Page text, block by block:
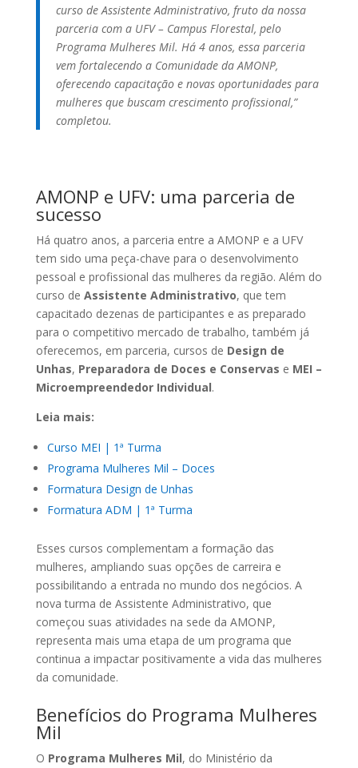
curso de Assistente Administrativo, fruto da nossa
parceria com a UFV – Campus Florestal, pelo
Programa Mulheres Mil. Há 4 anos, essa parceria
vem fortalecendo a Comunidade da AMONP,
oferecendo capacitação e novas oportunidades para
mulheres que buscam crescimento profissional,”
completou.
AMONP e UFV: uma parceria de
sucesso
Há quatro anos, a parceria entre a AMONP e a UFV
tem sido uma peça-chave para o desenvolvimento
pessoal e profissional das mulheres da região. Além do
curso de Assistente Administrativo, que tem
capacitado dezenas de participantes e as preparado
para o competitivo mercado de trabalho, também já
oferecemos, em parceria, cursos de Design de
Unhas, Preparadora de Doces e Conservas e MEI –
Microempreendedor Individual.
Leia mais:
Curso MEI | 1ª Turma
Programa Mulheres Mil – Doces
Formatura Design de Unhas
Formatura ADM | 1ª Turma
Esses cursos complementam a formação das
mulheres, ampliando suas opções de carreira e
possibilitando a entrada no mundo dos negócios. A
nova turma de Assistente Administrativo, que
começou suas atividades na sede da AMONP,
representa mais uma etapa de um programa que
continua a impactar positivamente a vida das mulheres
da comunidade.
Benefícios do Programa Mulheres
Mil
O Programa Mulheres Mil, do Ministério da